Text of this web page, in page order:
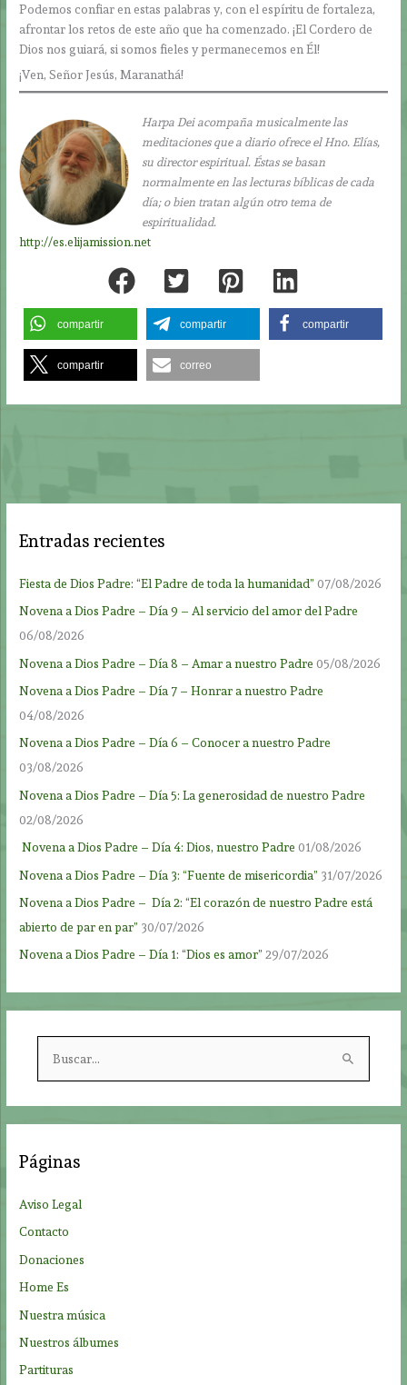
Podemos confiar en estas palabras y, con el espíritu de fortaleza,
afrontar los retos de este año que ha comenzado. ¡El Cordero de
Dios nos guiará, si somos fieles y permanecemos en Él!
¡Ven, Señor Jesús, Maranathá!
Harpa Dei acompaña musicalmente las
meditaciones que a diario ofrece el Hno. Elías,
su director espiritual. Éstas se basan
normalmente en las lecturas bíblicas de cada
día; o bien tratan algún otro tema de
espiritualidad.
http://es.elijamission.net
compartir compartir compartir
compartir correo
Entradas recientes
Fiesta de Dios Padre: “El Padre de toda la humanidad” 07/08/2026
Novena a Dios Padre – Día 9 – Al servicio del amor del Padre
06/08/2026
Novena a Dios Padre – Día 8 – Amar a nuestro Padre 05/08/2026
Novena a Dios Padre – Día 7 – Honrar a nuestro Padre
04/08/2026
Novena a Dios Padre – Día 6 – Conocer a nuestro Padre
03/08/2026
Novena a Dios Padre – Día 5: La generosidad de nuestro Padre
02/08/2026
Novena a Dios Padre – Día 4: Dios, nuestro Padre 01/08/2026
Novena a Dios Padre – Día 3: “Fuente de misericordia” 31/07/2026
Novena a Dios Padre – Día 2: “El corazón de nuestro Padre está
abierto de par en par” 30/07/2026
Novena a Dios Padre – Día 1: “Dios es amor” 29/07/2026
c
r
:
Páginas
Aviso Legal
Contacto
Donaciones
Home Es
Nuestra música
Nuestros álbumes
Partituras